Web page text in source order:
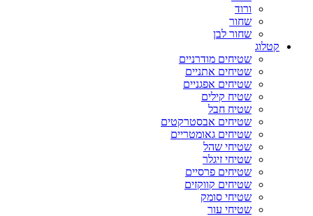
ורוד
שחור
שחור לבן
קטלוג
שטיחים מודרניים
שטיחים אתניים
שטיחים אפגניים
שטיח קילים
שטיח חבל
שטיחים אבסטרקטים
שטיחים גאומטריים
שטיחי שהל
שטיחי זיגלר
שטיחים פרסיים
שטיחים קווקזים
שטיחי סומק
שטיחי עור